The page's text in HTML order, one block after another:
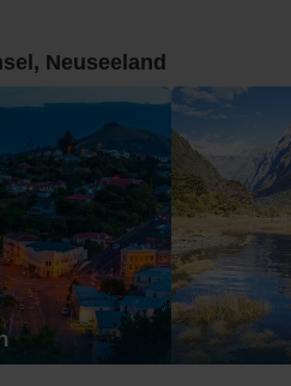
Neuseeland